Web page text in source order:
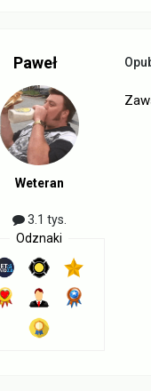
Paweł
Weteran
3.1 tys.
Odznaki